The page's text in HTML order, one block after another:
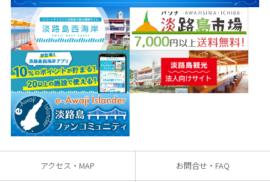
アクセス・MAP お問合せ・FAQ